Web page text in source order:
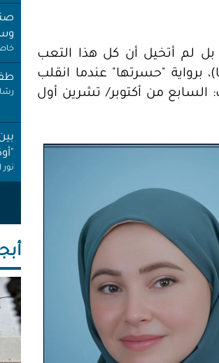
لم أتخيل أن كل هذا التعب
هكذا بدأت الكاتبة عائشة البطش (33 عامًا)، برواية "حسرتها" عندما انقلب
السابع من أكتوبر/ تشرين أول